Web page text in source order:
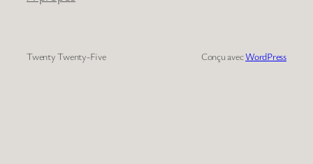
Twenty Twenty-Five Conçu avecWordPress